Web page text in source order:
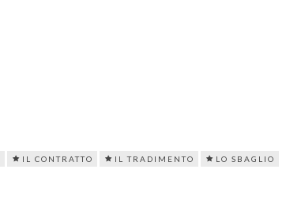
IL CONTRATTO IL TRADIMENTO
LO SBAGLIO